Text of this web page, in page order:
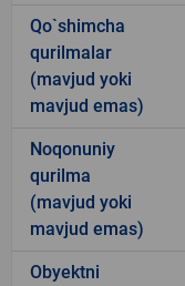
Qo`shimcha
qurilmalar
(mavjud yoki
mavjud emas)
Noqonuniy
qurilma
(mavjud yoki
mavjud emas)
Obyektni